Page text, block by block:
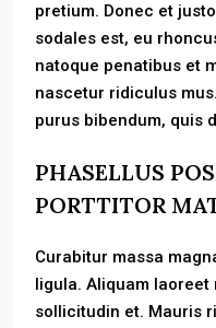
pretium. Donec et
sodales est, eu
natoque penatibus et
nascetur ridiculus
purus bibendum, quis
PHASELLUS
PORTTITOR
Curabitur massa
ligula. Aliquam
sollicitudin et. Mauris